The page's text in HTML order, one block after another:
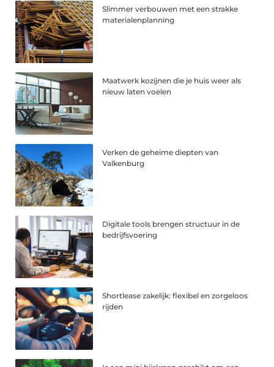
Slimmer verbouwen met een strakke
materialenplanning
Maatwerk kozijnen die je huis weer als
nieuw laten voelen
Verken de geheime diepten van
Valkenburg
Digitale tools brengen structuur in de
bedrijfsvoering
Shortlease zakelijk: flexibel en zorgeloos
rijden